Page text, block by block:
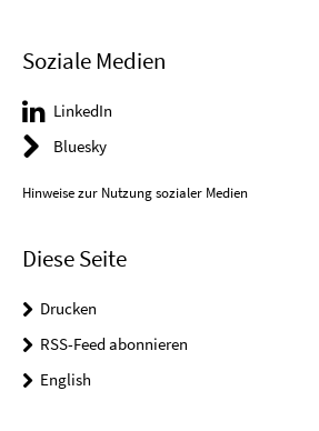
Soziale Medien
LinkedIn
Bluesky
Hinweise zur Nutzung sozialer Medien
Diese Seite
Drucken
RSS-Feed abonnieren
English